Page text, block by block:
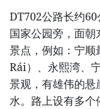
DT702公路长约60
国家公园旁，面
景点，例如：宁
Rái）、永熙湾、
景观，有雄伟的
水。路上设有多